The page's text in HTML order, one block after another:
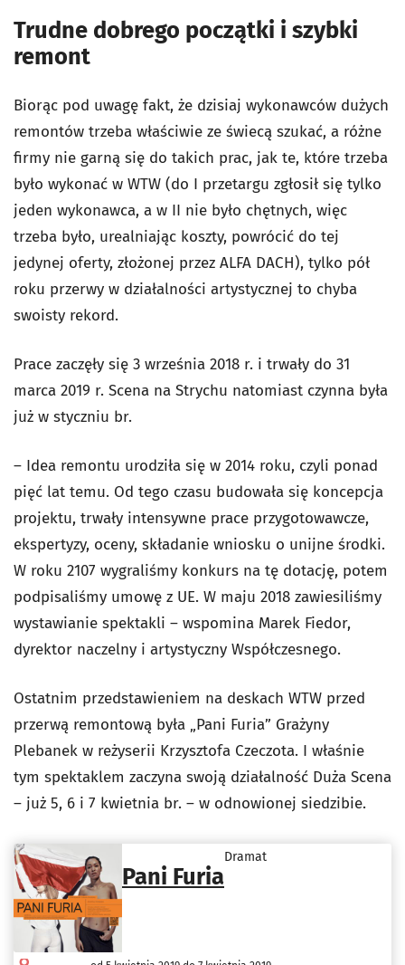
Trudne dobrego początki i szybki
remont
Biorąc pod uwagę fakt, że dzisiaj wykonawców dużych
remontów trzeba właściwie ze świecą szukać, a różne
firmy nie garną się do takich prac, jak te, które trzeba
było wykonać w WTW (do I przetargu zgłosił się tylko
jeden wykonawca, a w II nie było chętnych, więc
trzeba było, urealniając koszty, powrócić do tej
jedynej oferty, złożonej przez ALFA DACH), tylko pół
roku przerwy w działalności artystycznej to chyba
swoisty rekord.
Prace zaczęły się 3 września 2018 r. i trwały do 31
marca 2019 r. Scena na Strychu natomiast czynna była
już w styczniu br.
– Idea remontu urodziła się w 2014 roku, czyli ponad
pięć lat temu. Od tego czasu budowała się koncepcja
projektu, trwały intensywne prace przygotowawcze,
ekspertyzy, oceny, składanie wniosku o unijne środki.
W roku 2107 wygraliśmy konkurs na tę dotację, potem
podpisaliśmy umowę z UE. W maju 2018 zawiesiliśmy
wystawianie spektakli – wspomina Marek Fiedor,
dyrektor naczelny i artystyczny Współczesnego.
Ostatnim przedstawieniem na deskach WTW przed
przerwą remontową była „Pani Furia” Grażyny
Plebanek w reżyserii Krzysztofa Czeczota. I właśnie
tym spektaklem zaczyna swoją działalność Duża Scena
– już 5, 6 i 7 kwietnia br. – w odnowionej siedzibie.
Pani Furia
Dramat